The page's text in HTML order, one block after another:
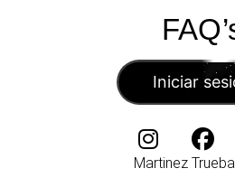
Iniciar
Martinez